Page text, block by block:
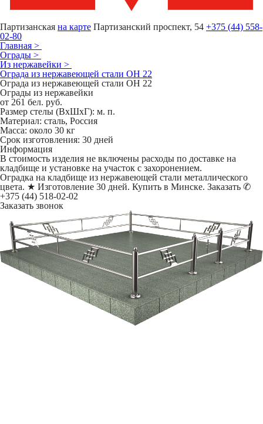
Партизанская на карте Партизанский проспект, 54 +375 (44) 558-
02-80
Главная >
Ограды >
Из нержавейки >
Ограда из нержавеющей стали ОН 22
Ограда из нержавеющей стали ОН 22
Ограды из нержавейки
от 261 бел. руб.
Размер стелы (ВхШхГ): м. п.
Материал: сталь, Россия
Масса: около 30 кг
Срок изготовления: 30 дней
Информация
В стоимость изделия не включены расходы по доставке на
кладбище и установке на участок с захоронением.
Оградка на кладбище из нержавеющей стали металлического
цвета. ★ Изготовление 30 дней. Купить в Минске. Заказать ✆
+375 (44) 518-02-02
Заказать звонок